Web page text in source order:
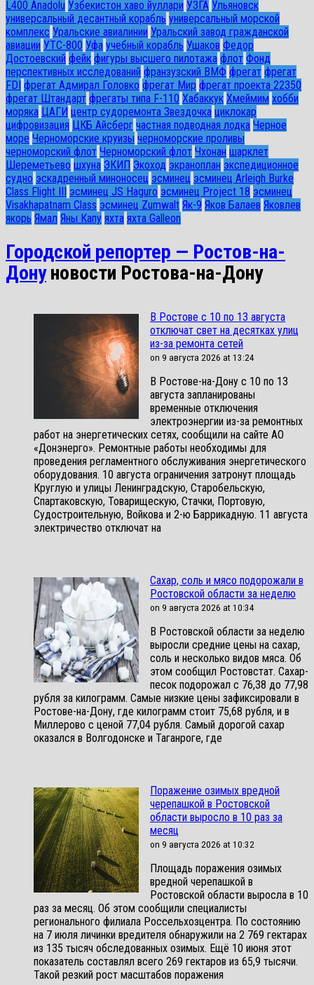
L400 Anadolu Узбекистон хаво йуллари УЗГА Ульяновск
универсальный десантный корабль универсальный морской
комплекс Уральские авиалинии Уральский завод гражданской
авиации УТС-800 Уфа учебный корабль Ушаков Федор
Достоевский фейк фигуры высшего пилотажа флот Фонд
перспективных исследований франзузский ВМФ фрегат фрегат
FDI фрегат Адмирал Головко фрегат Мир фрегат проекта 22350
фрегат Штандарт фрегаты типа F-110 Хабаккук Хмеймим хобби
моряка ЦАГИ центр судоремонта Звездочка циклокар
цифровизация ЦКБ Айсберг частная подводная лодка Черное
море Черноморские круизы черноморские проливы
черноморский флот Черноморский флот Чхонан шарклет
Шереметьево шхуна ЭКИП Экоход экраноплан экспедиционное
судно эскадренный миноносец эсминец эсминец Arleigh Burke
Class Flight III
эсминец JS Haguro эсминец Project 18 эсминец
Visakhapatnam Class эсминец Zumwalt Як-9 Яков Балаев Яковлев
якорь Ямал Яны Капу яхта яхта Galleon
Городской репортер — Ростов-на-
Дону новости Ростова-на-Дону
В Ростове с 10 по 13 августа
отключат свет на десятках улиц
из-за ремонта сетей
on 9 августа 2026 at 13:24
В Ростове-на-Дону с 10 по 13
августа запланированы
временные отключения
электроэнергии из-за ремонтных
работ на энергетических сетях, сообщили на сайте АО
«Донэнерго». Ремонтные работы необходимы для
проведения регламентного обслуживания энергетического
оборудования. 10 августа ограничения затронут площадь
Круглую и улицы Ленинградскую, Старобельскую,
Спартаковскую, Товарищескую, Стачки, Портовую,
Судостроительную, Войкова и 2-ю Баррикадную. 11 августа
электричество отключат на
Сахар, соль и мясо подорожали в
Ростовской области за неделю
on 9 августа 2026 at 10:34
В Ростовской области за неделю
выросли средние цены на сахар,
соль и несколько видов мяса. Об
этом сообщил Ростовстат. Сахар-
песок подорожал с 76,38 до 77,98
рубля за килограмм. Самые низкие цены зафиксировали в
Ростове-на-Дону, где килограмм стоит 75,68 рубля, и в
Миллерово с ценой 77,04 рубля. Самый дорогой сахар
оказался в Волгодонске и Таганроге, где
Поражение озимых вредной
черепашкой в Ростовской
области выросло в 10 раз за
месяц
on 9 августа 2026 at 10:32
Площадь поражения озимых
вредной черепашкой в
Ростовской области выросла в 10
раз за месяц. Об этом сообщили специалисты
регионального филиала Россельхозцентра. По состоянию
на 7 июля личинки вредителя обнаружили на 2 769 гектарах
из 135 тысяч обследованных озимых. Ещё 10 июня этот
показатель составлял всего 269 гектаров из 65,9 тысячи.
Такой резкий рост масштабов поражения